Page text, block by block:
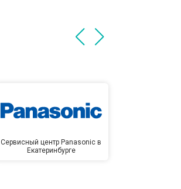
Сервисный центр Panasonic в
Екатеринбурге